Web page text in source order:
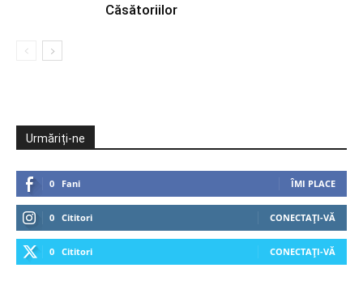
Căsătoriilor
Urmăriți-ne
0 Fani ÎMI PLACE
0 Cititori CONECTAȚI-VĂ
0 Cititori CONECTAȚI-VĂ